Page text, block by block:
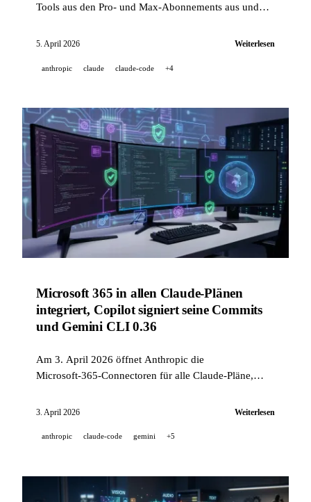
Tools aus den Pro- und Max-Abonnements aus und
Code v2.1.92 mit Bedrock-Wizard und
in der API, Lyria 3 in der Gemini-App und erweitert
5. April 2026 Weiterlesen
anthropic claude claude-code +4
Microsoft 365 in allen Claude-Plänen
integriert, Copilot signiert seine Commits
und Gemini CLI 0.36
Am 3. April 2026 öffnet Anthropic die
Microsoft‑365‑Connectoren für alle Claude‑Pläne,
Copilot mit signierten Commits und
CLI erscheint in Version 0.36.0 mit nativer
3. April 2026 Weiterlesen
anthropic claude-code gemini +5